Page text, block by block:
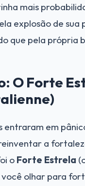
mais
explosão de sua
que pela própria
O Forte
entraram em
a
o Forte Estrela
você olhar para